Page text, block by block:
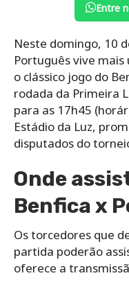
Entre
Neste domingo, 10
Português vive
o clássico jogo do
rodada da Primeira
para as 17h45
Estádio da Luz,
disputados do
Onde
Benfica x
Os torcedores que
partida poderão
oferece a